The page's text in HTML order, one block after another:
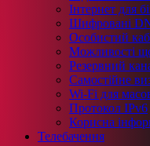
Інтернет для
Шифровані
Особистий
Можливості
Резервний
Самостійне
Wi-Fi для
Протокол IPv6
Корисна
Телебачення